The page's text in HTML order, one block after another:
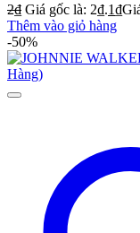
2₫ Giá gốc là: 2₫.1₫
Thêm vào giỏ hàng
-50%